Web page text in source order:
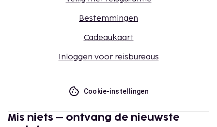
Bestemmingen
Cadeaukaart
Inloggen voor reisbureaus
Cookie-instellingen
Mis niets – ontvang de nieuwste